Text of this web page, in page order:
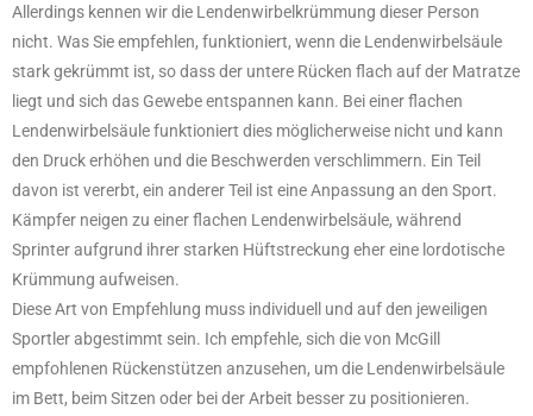
Allerdings kennen wir die Lendenwirbelkrümmung dieser Person
nicht. Was Sie empfehlen, funktioniert, wenn die Lendenwirbelsäule
stark gekrümmt ist, so dass der untere Rücken flach auf der Matratze
liegt und sich das Gewebe entspannen kann. Bei einer flachen
Lendenwirbelsäule funktioniert dies möglicherweise nicht und kann
den Druck erhöhen und die Beschwerden verschlimmern. Ein Teil
davon ist vererbt, ein anderer Teil ist eine Anpassung an den Sport.
Kämpfer neigen zu einer flachen Lendenwirbelsäule, während
Sprinter aufgrund ihrer starken Hüftstreckung eher eine lordotische
Krümmung aufweisen.
Diese Art von Empfehlung muss individuell und auf den jeweiligen
Sportler abgestimmt sein. Ich empfehle, sich die von McGill
empfohlenen Rückenstützen anzusehen, um die Lendenwirbelsäule
im Bett, beim Sitzen oder bei der Arbeit besser zu positionieren.